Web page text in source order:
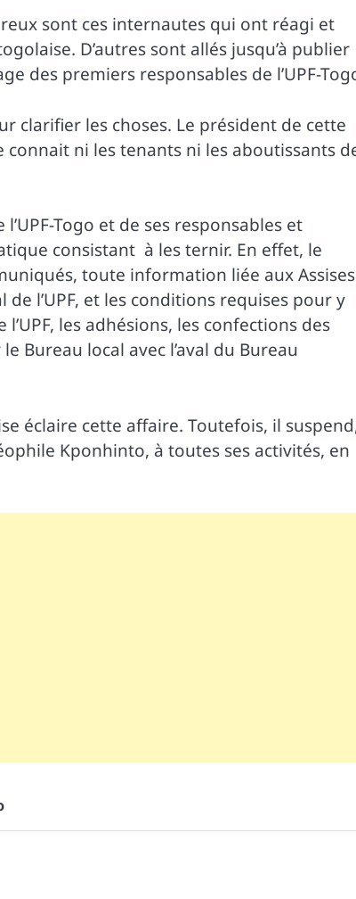
sont ces internautes qui ont réagi et
D’autres sont allés jusqu’à publier
des premiers responsables de l’UPF-
clarifier les choses. Le président de cette
ni les tenants ni les aboutissants
Togo et de ses responsables et
consistant à les ternir. En effet, le
toute information liée aux Assises
l’UPF, et les conditions requises pour y
les adhésions, les confections des
Bureau local avec l’aval du Bureau
éclaire cette affaire. Toutefois, il
Kponhinto, à toutes ses activités, en